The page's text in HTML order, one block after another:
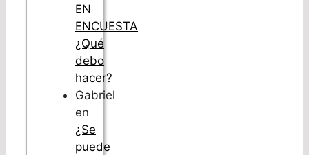
EN
ENCUESTA
¿Qué
debo
hacer?
Gabriel
en
¿Se
puede